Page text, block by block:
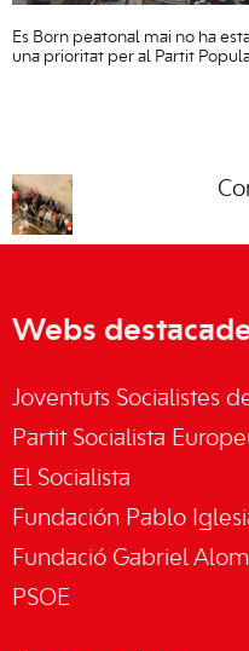
Es Born peatonal mai no ha
una prioritat per al Partit
Webs
Joventuts Socialistes
Partit Socialista
El Socialista
Fundación Pablo
Fundació Gabriel
PSOE